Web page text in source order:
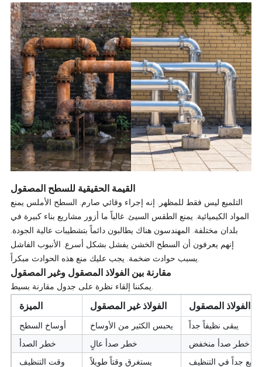
القيمة الحقيقية للسطح المصقول
التلميع ليس فقط للمظهر. إنه إجراء وقائي صارم. السطح الأملس يمنع
المواد الكيميائية. يمنع الطقس السيئ. غالباً ما أزور مشاريع بناء كبيرة في
بلدان مختلفة. المهندسون هناك يطالبون دائماً بتشطيبات عالية الجودة.
إنهم يعرفون أن السطح الخشن يفشل بشكل أسرع. الأنبوب الفاشل
مقارنة بين الفولاذ المصقول وغير المصقول
الميزة الفولاذ غير المصقول الفولاذ المصقول
أوساخ السطح يحبس الكثير من الأوساخ
يبقى نظيفاً جداً
خطر الصدأ
خطر صدأ عالٍ
خطر صدأ منخفض
وقت التنظيف
يستغرق وقتاً طويلاً
جداً في التنظيف